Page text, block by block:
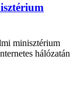
minisztérium
hálózatán